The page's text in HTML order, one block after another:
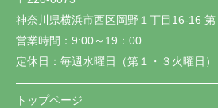
神奈川県横浜市西区岡野１丁目16-16
営業時間： 9:00～19：00
定休日： 毎週水曜日（第１・３火曜日）
トップページ